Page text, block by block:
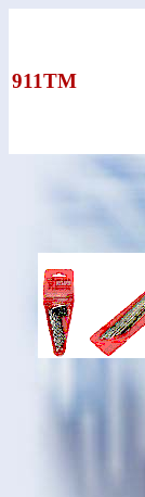
911TM